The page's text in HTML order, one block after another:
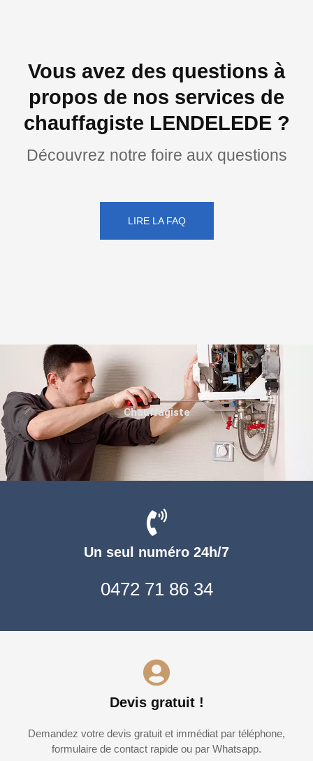
Vous avez des questions à
propos de nos services de
chauffagiste LENDELEDE ?
Découvrez notre foire aux questions
LIRE LA FAQ
Un seul numéro 24h/7
0472 71 86 34
Devis gratuit !
Demandez votre devis gratuit et immédiat par téléphone,
formulaire de contact rapide ou par Whatsapp.
Chauffagiste